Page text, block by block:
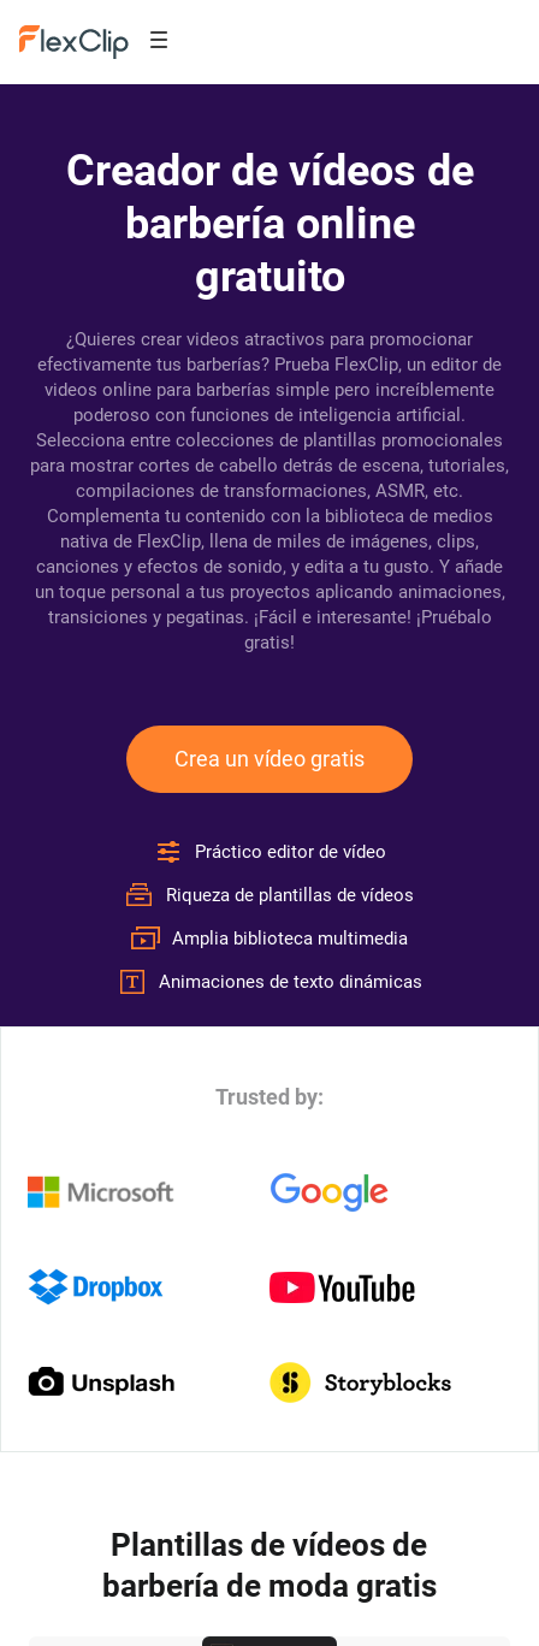
Creador de vídeos de
barbería online
gratuito
¿Quieres crear videos atractivos para promocionar
efectivamente tus barberías? Prueba FlexClip, un editor de
videos online para barberías simple pero increíblemente
poderoso con funciones de inteligencia artificial.
Selecciona entre colecciones de plantillas promocionales
para mostrar cortes de cabello detrás de escena, tutoriales,
compilaciones de transformaciones, ASMR, etc.
Complementa tu contenido con la biblioteca de medios
nativa de FlexClip, llena de miles de imágenes, clips,
canciones y efectos de sonido, y edita a tu gusto. Y añade
un toque personal a tus proyectos aplicando animaciones,
transiciones y pegatinas. ¡Fácil e interesante! ¡Pruébalo
gratis!
Crea un vídeo gratis
Práctico editor de vídeo
Riqueza de plantillas de vídeos
Amplia biblioteca multimedia
Animaciones de texto dinámicas
Trusted by:
Plantillas de vídeos de
barbería de moda gratis